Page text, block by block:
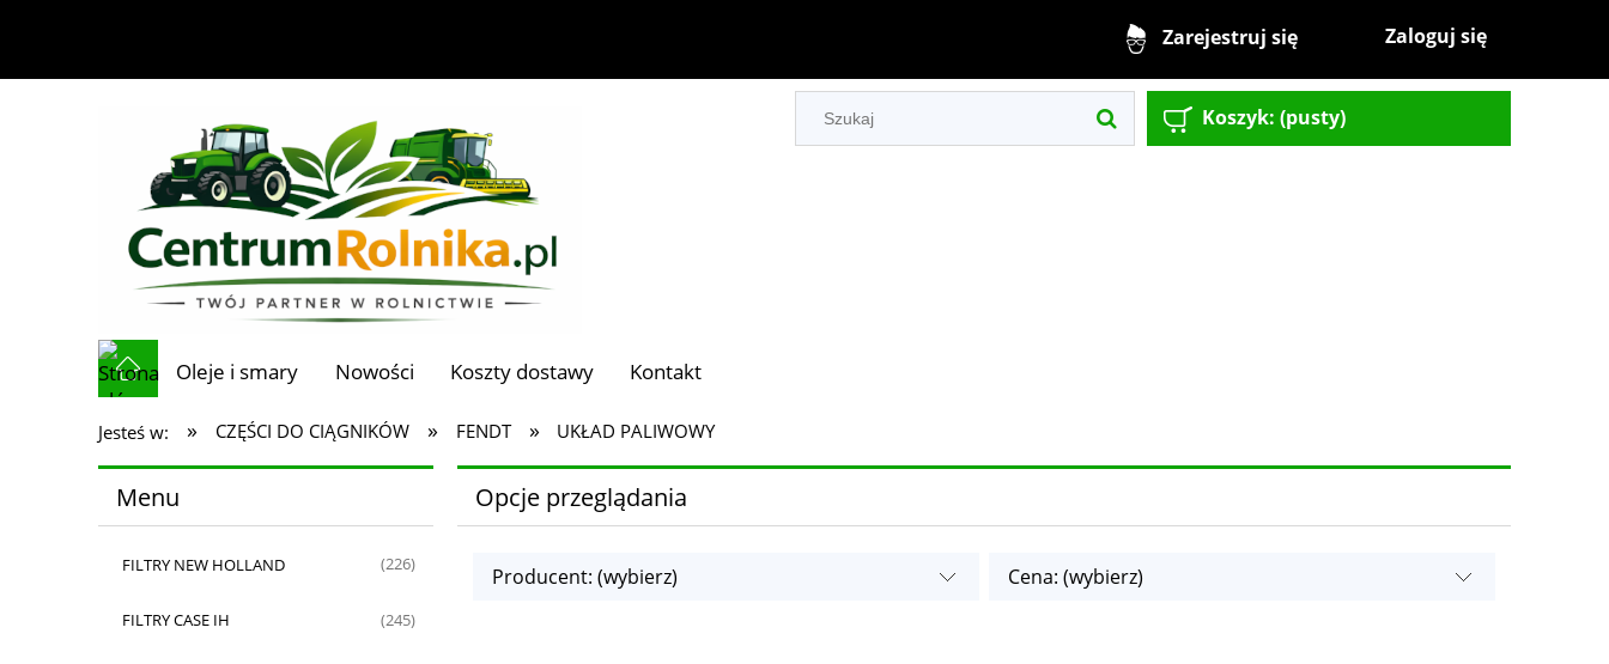
Zarejestruj się Zaloguj się
Koszyk: (pusty)
Oleje i smary Nowości Koszty dostawy Kontakt
Jesteś w: » CZĘŚCI DO CIĄGNIKÓW » FENDT » UKŁAD PALIWOWY
Menu
FILTRY NEW HOLLAND (226)
FILTRY CASE IH (245)
Opcje przeglądania
Producent: (wybierz) Cena: (wybierz)